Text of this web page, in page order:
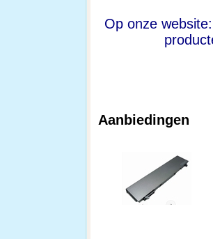
Op onze
Aanbiedingen